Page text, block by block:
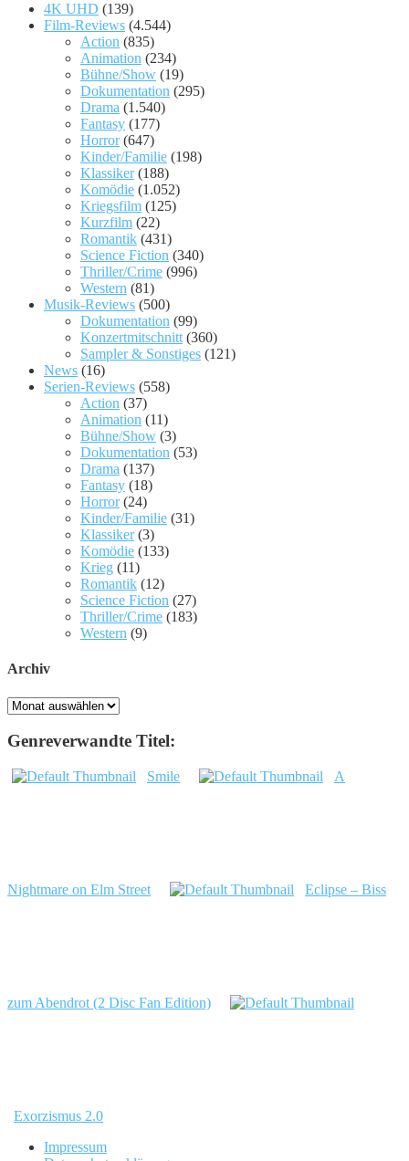
4K UHD (139)
Film-Reviews (4.544)
Action (835)
Animation (234)
Bühne/Show (19)
Dokumentation (295)
Drama (1.540)
Fantasy (177)
Horror(647)
Kinder/Familie (198)
Klassiker(188)
Komödie (1.052)
Kriegsfilm (125)
Kurzfilm (22)
Romantik (431)
Science Fiction (340)
Thriller/Crime (996)
Western (81)
Musik-Reviews (500)
Dokumentation (99)
Konzertmitschnitt (360)
Sampler & Sonstiges (121)
News (16)
Serien-Reviews (558)
Action (37)
Animation (11)
Bühne/Show (3)
Dokumentation (53)
Drama (137)
Fantasy (18)
Horror(24)
Kinder/Familie (31)
Klassiker(3)
Komödie (133)
Krieg (11)
Romantik (12)
Science Fiction (27)
Thriller/Crime (183)
Western (9)
Archiv
Archiv
Genreverwandte Titel:
Smile A
Nightmare on Elm Street Eclipse – Biss
zum Abendrot (2 Disc Fan Edition)
Exorzismus 2.0
Impressum